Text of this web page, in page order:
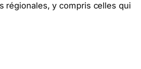
régionales, y compris celles qui